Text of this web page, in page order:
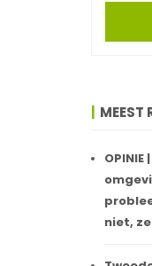
MEEST
niet,